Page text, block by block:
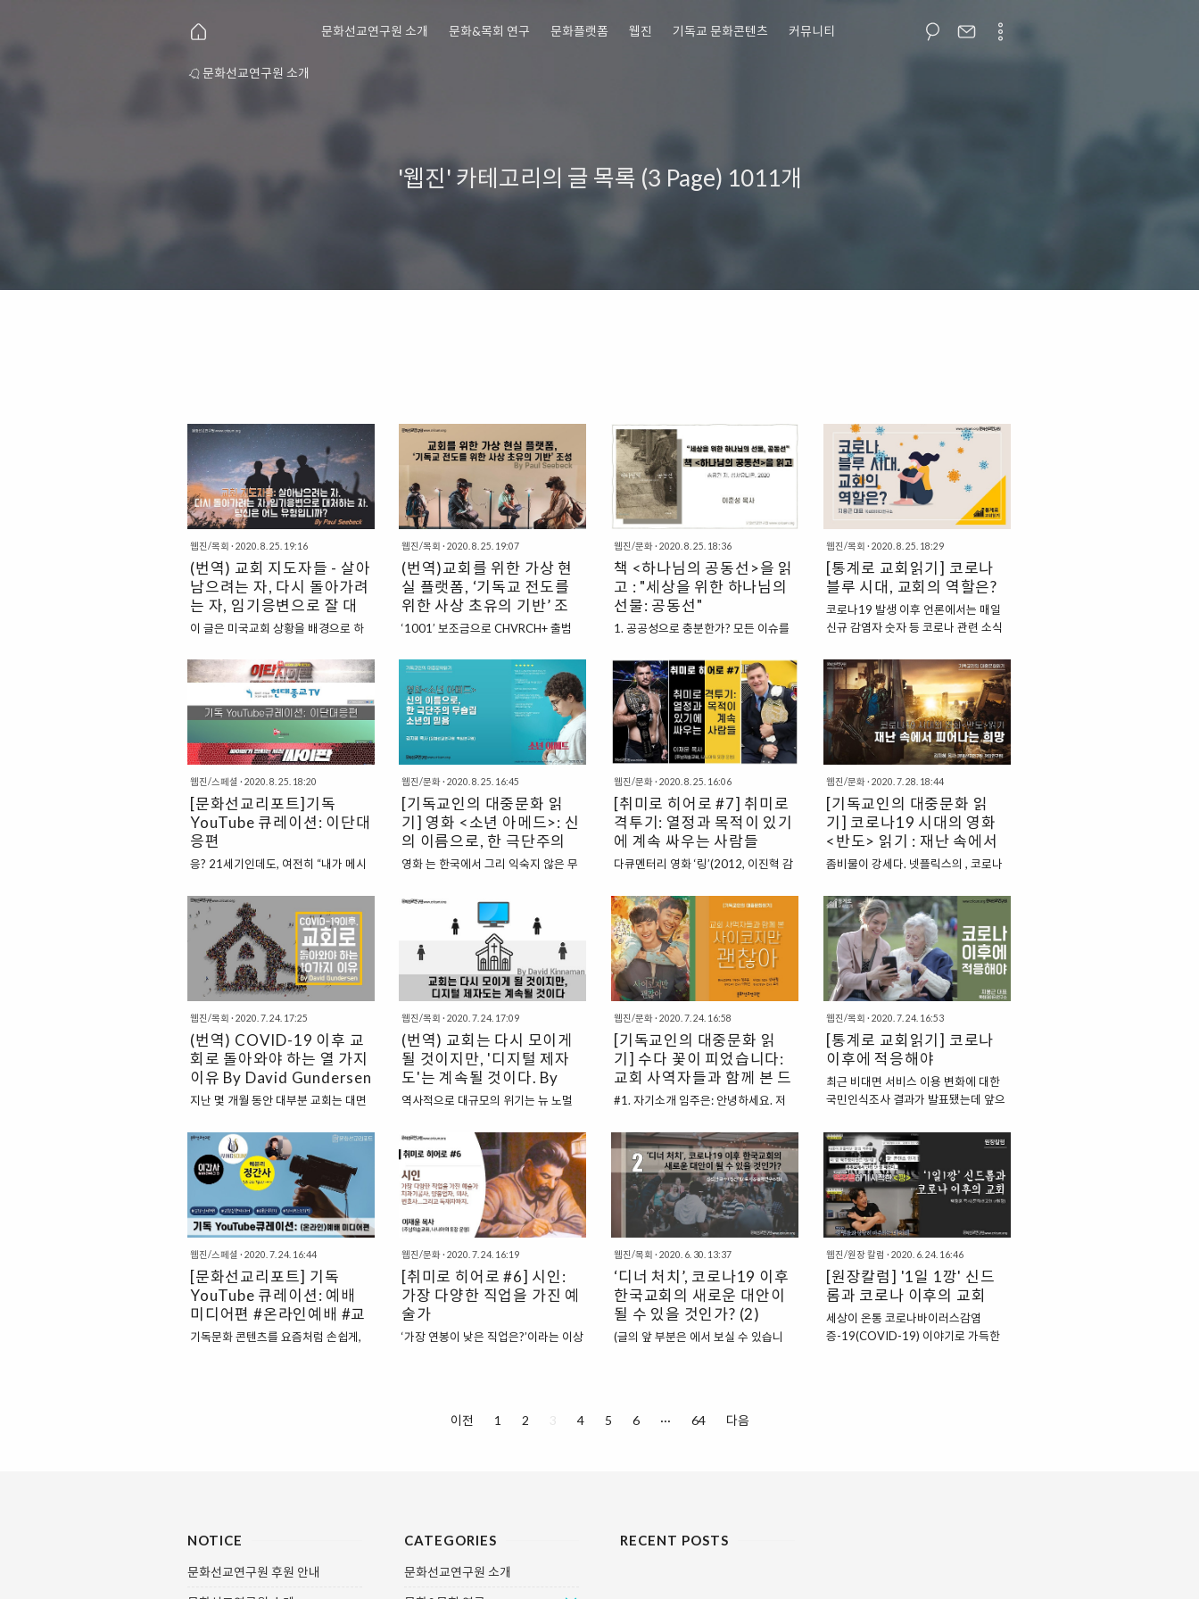
문화선교연구원 소개 문화&목회 연구 문화플랫폼 웹진 기독교 문화콘텐츠 커뮤니티
문화선교연구원 소개
'웹진' 카테고리의 글 목록 (3 Page) 1011개
웹진/목회 · 2020. 8. 25. 19:16
(번역) 교회 지도자들 - 살아
남으려는 자, 다시 돌아가려
는 자, 임기응변으로 잘 대
처하는 자. 당신은 어느 유
Surratt
이 글은 미국교회 상황을 배경으로 하
지도자라면 지금 가장 중요한 질문은
바로, “언제” 그리고 “어떻게” 대면 모
임을 재개해야 하는가이다. 모임을 중
단한 적이 없는 교회도 있고, 여러 유명
한 교회에서는 모임이 이미 재개되기도
했다. 하지만 대부분의 교회에게는 모
있다. 코로나19 바이러스의 새로운 단
계에 접어들면서, 나는 교회 지도자들
에게서 세 가지 유형을 보게 된다. 1. 살
아남으려는 교회 지도자 첫 번째는 물
위로 머리를 계속 내밀고 있기 위해 발
급격히 줄어들고 비축해둔 재정은 바닥
이 나고 있으며, 곧 모임을 재개하지 않
으면 교회가 살아남을 수 있을지 알 수
없는 상황이다. 대개 소규모 교..
웹진/목회 · 2020. 8. 25. 19:07
(번역)교회를 위한 가상 현
실 플랫폼, ‘기독교 전도를
위한 사상 초유의 기반’ 조
성 By Paul Seebeck
‘1001’ 보조금으로 CHVRCH+ 출범
회를 가상 현실(VR)로 확장하는 데 도
움이 되는 계획을 수립했고, 이것을 “기
독교 전도를 위한 사상 초유의 기반”이
라 일컬었다. 플로리다 남부에 거주하
는 베넥은 퍼스트마이애미장로교회의
목사이며 CoCreators의 창립 목사이
는 “더 나은 사람, 더 나은 기술, 더 나은
세상”을 모토로 하는 신흥 기술 기반 사
역을 하나의 검증된 사역으로 인정하고
있다. 베넥은 피츠버그신학교에서 공부
하는 동안 가상 현실 사역의 잠재력을
학과 신학에 초점을 맞춘 세계 최초 목
회학 박사 프로그램 코호트의 일원이었
다. 신학교에서 베넥은 인공 지능, 로봇
공학 및 트랜스휴머니즘..
웹진/문화· 2020. 8. 25. 18:36
책 <하나님의 공동선>을 읽
고 : "세상을 위한 하나님의
선물: 공동선"
1. 공공성으로 충분한가? 모든 이슈를
회 안팎에서는 기독교의 공공성
(public)에 대한 논의가 활발하게 일어
나고 있었다. 이전에도 이러한 논의가
없었던 것은 아니었다. 공공성과 관련
된 논의는 이 땅에 기독교가 전해진 초
기부터 기독교를 받아들인 사람들 사이
였다. 한국 교회의 초기 역사를 보면, 일
본의 지배로부터 독립하고자 수고했던
많은 독립 운동가들이 교회를 중심으로
활동하였다는 것을 확인할 수 있다. 서
로 대척점에 있지만, 그 대표적인 기독
교인이자 민족 시인인 윤동주를 배출한
간도의 용정마을도 교회를 중심으로 항
일 투쟁을 펼친 지역이었다. 한국 기독
교는 초기부터 공공성에 대해 고민했던
공적 교..
웹진/목회 · 2020. 8. 25. 18:29
[통계로 교회읽기] 코로나
블루 시대, 교회의 역할은?
코로나19 발생 이후 언론에서는 매일
신규 감염자 숫자 등 코로나 관련 소식
제 어디서 몇 명 발생했다’는 말로 하루
를 시작한다. 가뜩이나 ‘나도 걸릴 수 있
다’는 불안감이 있는 사람들에게 매일
늘어나는 감염자 숫자는 불안감과 우울
감에 더 깊게 빠지게 하였다. 경기연구
원 실태조사에 따르면, 국민의 20%가
러다 보니 사람들이 정신건강의학과를
더 많이 찾고 있다. 빅데이터 분석으로
보면 올해 초에는 코로나 연관어로 ‘확
산’과 ‘안전’이라는 단어가 주를 이루다
가 4월 이후 ‘위기’라는 단어가 급부상
커지고 있는 상황이다. 이 정도면 대한
민국 전체가 우울과 불안 가운데 빠져
있다고 해도 과언이 아니다. ..
웹진/스페셜 · 2020. 8. 25. 18:20
[문화선교리포트]기독
YouTube 큐레이션: 이단대
응편
응? 21세기인데도, 여전히 “내가 메시
직도 말도 안 되는 교리들에 속아 가족
과 돈과 청춘을 잃어버린 피해자들이
있다고..? 안 믿기겠지만 정말이다. 이
번 코로나19 바이러스와 관련된 신천
지 뉴스를 통해 더욱 많은 사람들이 신
천지의 정체를 알게 되었다. 하지만 이
사람들은 대중을 향해 “왜 이제야 심각
성을 깨달은 것인가”와 같은 원망 섞인
고충을 토로했다고 한다. 그렇다. 우리
는 지금까지 이단에 대해 추상적으로만
인식했지, 몰라도 너무 몰랐을지 모른
포교방법들. 알아야 경계할 수 있고, 알
아야 대응할 수 있고, 알아야 누군가를
구해줄 수 있지 않을까? 그래서 ‘이단
대응’을 도와줄 고맙고 슬..
웹진/문화· 2020. 8. 25. 16:45
[기독교인의 대중문화 읽
기] 영화 <소년 아메드>: 신
의 이름으로, 한 극단주의
무슬림 소년의 믿음
영화 는 한국에서 그리 익숙지 않은 무
과 황금종려상을 두고 경쟁하고 감독상
을 받은 이 영화의 감독은 벨기에의 다
르덴 형제이다. 이제껏 두 차례의 황금
종려상 수상(, )과 각본상(), 심사위원대
상( 북클럽 코로나바이러스감염증-19
의 확산은 지금까지와는 다른 새로운
되었습니다. 전 세계적으로 경제, 교육,
문화 등의 영역에서 다양한 방식으로
비대면적 시도들이 ��
www.cricum.org
웹진/문화· 2020. 8. 25. 16:06
[취미로 히어로 #7] 취미로
격투기: 열정과 목적이 있기
에 계속 싸우는 사람들
다큐멘터리 영화 ‘링’(2012, 이진혁 감
이야기를 그렸다. 1896년 제1회 아테
네 올림픽부터 지금까지 유일하게 ‘금
녀’의 영역이었던 복싱이 2012년 런던
올림픽에 여자복식 정식종목으로 채택
되었다. 이 영화는 세계 최초 여자 복싱
올림픽 금메달리스트가 되기 위해 모든
28세 적지 않은 나이에 처음 링에 오른
박주영은 서울대 대학원 아시아 연구소
에서 일하고 있었고 청소년ㆍ가족폭력
상담사 등 수많은 자격증을 보유한 전
문인이었다. 그리고 7급 공무원 필기시
었으나 안정된 생업의 길을 잠시 내려
놓고 복싱의 길에 들어섰다. 영화 ‘링’은
그러한 열정을 가감 없이 잘 보여주었
기에 많은 이들에게 공감을 주..
웹진/문화· 2020. 7. 28. 18:44
[기독교인의 대중문화 읽
기] 코로나19 시대의 영화
<반도> 읽기 : 재난 속에서
피어나는 희망
좀비물이 강세다. 넷플릭스의 , 코로나
, 그리고 까지. 특히 는 코로나19 이후
첫 블록버스터로, 연상호 감독의 천만
영화 와 애니메이션 의 세계관을 이으
며 칸 영화제에 공식 초청되었단 소식
에 개봉 전부터 많은 이들의 관심을 자
아냈다. 보다 신파적 요소는 짙어졌지
매력이다. 코로나19의 여파로 특수를
누리고 있는 OTT(넷플릭스, 유튜브 등
동영상 플랫폼)에 대항해 는 4DX,
ScreenX, SUPER 4D, IMAX 등 다양
한 특수관 포맷에서 누릴 수 있는 영화
최고 흥행작인 보다 많은 사전예매량을
기록했으며(13만), 국내(35만)를 넘어
대만, 싱가포르 등 아시아에서도 첫날
압도적..
웹진/목회 · 2020. 7. 24. 17:25
(번역) COVID-19 이후 교
회로 돌아와야 하는 열 가지
이유 By David Gundersen
지난 몇 개월 동안 대부분 교회는 대면
정부의 규제, 그리고 사회를 섬기고자
하는 마음으로 모이지 않았다. 그 대신
우리는 온라인 상에서 ‘예배’했고, ‘가상
공간’에서 만났으며, 각종 장비를 동원
해 서로 교제를 이어갔다. 그런데 이제
와서 왜 다시 교회로 돌아와야 하는가?
있거나, 곧 그렇게 할 예정이다. 그러나
새롭게 재개된 예배에는 뭔가 익숙하지
않은 느낌을 주는 것들이 있다. 우리의
민감성은 고조되었고, 의견 차이는 수
면 위로 떠올랐으며, 어색하고 불편한
웹진/목회 · 2020. 7. 24. 17:09
(번역) 교회는 다시 모이게
될 것이지만, '디지털 제자
도'는 계속될 것이다. By
David Kinnaman
역사적으로 대규모의 위기는 뉴 노멀
다. ‘디지털 제자도’는 뉴 노멀이다. 급
격한 도전에 대응하여 교회, 기업 및 기
타 기관이 수행하는 변화는 종종 장기
적인 변형으로 이어진다. 예를 들어 대
공황 이후 교회는 사회 복지의 중요한
공급자가 되었고 이 모델은 오늘날까지
우) 9·11 이후 긴급 상황에 대한 계획
과 훈련이 교회 안에서 증가했다. 우리
는 코로나19로부터 비슷한 영향을 볼
것이다. 위기에 처한 미국인들의 영적
인도에 대한 갈망이 커지는 것뿐만 아
중요한 역할을 수행..
웹진/문화· 2020. 7. 24. 16:58
[기독교인의 대중문화 읽
기] 수다 꽃이 피었습니다:
교회 사역자들과 함께 본 드
라마 <사이코지만 괜찮아>
#1. 자기소개 임주은: 안녕하세요. 저
도사입니다. 오늘은 드라마 를 가지고
[기독교인의 대중문화 읽기: 수다꽃이
피었습니다]를 진행해보려고 합니다.
함께 자리해주신 분들은 현재 각자 교
회에서 사역을 하고 계신 전도사님들인
데요. 사역자들이 본 드라마 는 어떨지,
혹은 교회에서 더 깊이 할 수 있는 이야
기들이 있을 것 같아서 초대했습니다.
반갑습니다~ 먼저, 간단하기 자기소개
를 부탁드립니다. 이채인: 제 이름은 이
채인입니다. '주님의교회' 발달장애부
함께 모여서 예배를 드리고 있어요. ..
웹진/목회 · 2020. 7. 24. 16:53
[통계로 교회읽기] 코로나
이후에 적응해야
최근 비대면 서비스 이용 변화에 대한
국민인식조사 결과가 발표됐는데 앞으
까지의 경험률보다 압도적으로 높았다.
이러한 비대면 서비스가 부정적 변화가
아니라 긍정적 변화라고 인식하는 비율
도 훨씬 높았다. 이러한 사회 트렌드의
급속한 변화 속에 한국교회는 어디로
가고 있는가? 모두가 불안하다. 이전처
럼 다시 돌아가고 싶어도 갈 수가 없다.
이제 새롭게 바뀐 문명에 적응해야 한
다. 문제는 이렇게 새롭게 바뀌는 비대
면 문화가 종교문화와 본질적으로 맞지
않는 데 있다. 비대면 문화는 기본적으
로 수평적이고 상호 소통력(초연결성)
웹진/스페셜 · 2020. 7. 24. 16:44
[문화선교리포트] 기독
YouTube 큐레이션: 예배
미디어편 #온라인예배 #교
회음향미디어 #OBS #라이
기독문화 콘텐츠를 요즘처럼 손쉽게,
는 유튜버”라고 소개하는 유튜브 채널.
들어가면, 설교 영상을 제작하거나 혹
웹진/문화· 2020. 7. 24. 16:19
[취미로 히어로 #6] 시인:
가장 다양한 직업을 가진 예
술가
‘가장 연봉이 낮은 직업은?’이라는 이상
결과 나온 시인의 연평균 수입액. 이래
분 별도의 생업을 갖고 있다. 예를 들어
수상 경력이 있는 사람들을 기준으로
웹진/목회 · 2020. 6. 30. 13:37
‘디너 처치’, 코로나19 이후
한국교회의 새로운 대안이
될 수 있을 것인가? (2)
(글의 앞 부분은 에서 보실 수 있습니
포스너 목사도 그의 저서 ‘Dinner
동체가 도시 가운데 있지만 도시인들로
웹진/원장 칼럼 · 2020. 6. 24. 16:46
[원장칼럼] '1일 1깡' 신드
롬과 코로나 이후의 교회
세상이 온통 코로나바이러스감염
증-19(COVID-19) 이야기로 가득한
이전 1 2 3 4 5 6 ··· 64 다음
NOTICE
문화선교연구원 후원 안내
CATEGORIES
문화선교연구원 소개
RECENT POSTS